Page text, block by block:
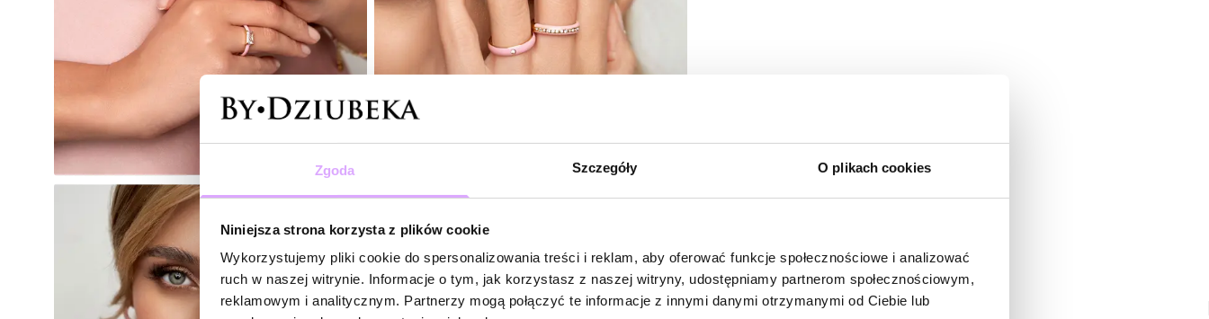
Zgoda Szczegóły O plikach cookies
Niniejsza strona korzysta z plików cookie
Wykorzystujemy pliki cookie do spersonalizowania treści i reklam, aby oferować funkcje społecznościowe i analizować
ruch w naszej witrynie. Informacje o tym, jak korzystasz z naszej witryny, udostępniamy partnerom społecznościowym,
reklamowym i analitycznym. Partnerzy mogą połączyć te informacje z innymi danymi otrzymanymi od Ciebie lub